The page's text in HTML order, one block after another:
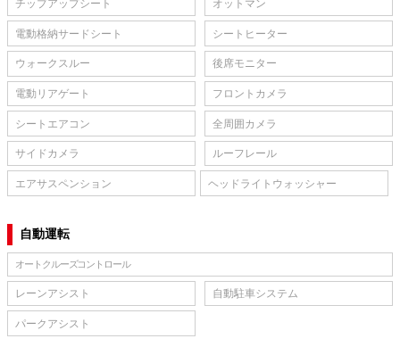
チップアップシート オットマン
電動格納サードシート シートヒーター
ウォークスルー 後席モニター
電動リアゲート フロントカメラ
シートエアコン 全周囲カメラ
サイドカメラ ルーフレール
エアサスペンション ヘッドライトウォッシャー
自動運転
オートクルーズコントロール
レーンアシスト 自動駐車システム
パークアシスト